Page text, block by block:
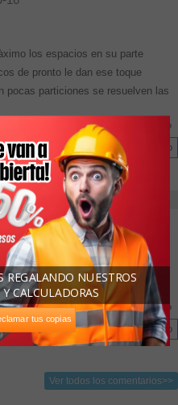
los espacios en su parte
de pronto le dan ese toque
pocas particiones se resuelven las
¿Este comentario es útil para usted?
el siguiente comentario es útil:
¿Este comentario es útil para usted?
Ver todos los comentarios>>
tus copias
REGALANDO NUESTROS
CALCULADORAS